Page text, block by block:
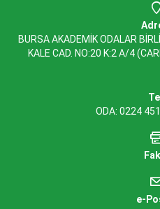
BURSA AKADEMİK ODALAR
KALE CAD. NO:20 K:2 A/4
ODA: 0224
e-